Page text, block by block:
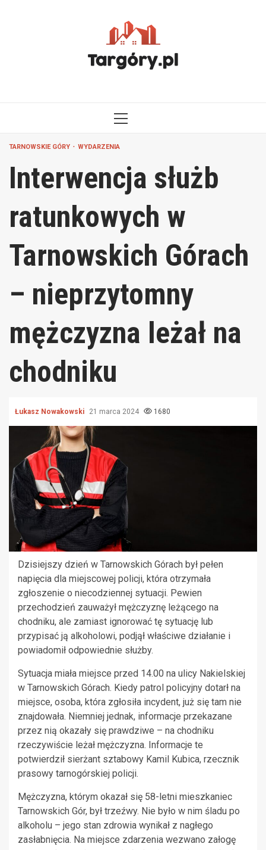
MENU
TARNOWSKIE GÓRY WYDARZENIA
Interwencja służb
ratunkowych w
Tarnowskich Górach
– nieprzytomny
mężczyzna leżał na
chodniku
Łukasz Nowakowski 21 marca 2024 1680
Dzisiejszy dzień w Tarnowskich Górach był pełen
napięcia dla miejscowej policji, która otrzymała
zgłoszenie o niecodziennej sytuacji. Pewien
przechodzień zauważył mężczyznę leżącego na
chodniku, ale zamiast ignorować tę sytuację lub
przypisać ją alkoholowi, podjął właściwe działanie i
powiadomił odpowiednie służby.
Sytuacja miała miejsce przed 14.00 na ulicy Nakielskiej
w Tarnowskich Górach. Kiedy patrol policyjny dotarł na
miejsce, osoba, która zgłosiła incydent, już się tam nie
znajdowała. Niemniej jednak, informacje przekazane
przez nią okazały się prawdziwe – na chodniku
rzeczywiście leżał mężczyzna. Informacje te
potwierdził sierżant sztabowy Kamil Kubica, rzecznik
prasowy tarnogórskiej policji.
Mężczyzna, którym okazał się 58-letni mieszkaniec
Tarnowskich Gór, był trzeźwy. Nie było w nim śladu po
alkoholu – jego stan zdrowia wynikał z nagłego
zasłabnięcia. Na miejsce zdarzenia wezwano załogę